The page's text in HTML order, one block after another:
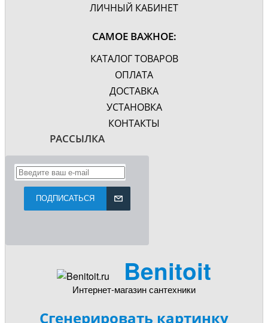
ЛИЧНЫЙ КАБИНЕТ
САМОЕ ВАЖНОЕ:
КАТАЛОГ ТОВАРОВ
ОПЛАТА
ДОСТАВКА
УСТАНОВКА
КОНТАКТЫ
РАССЫЛКА
ПОДПИСАТЬСЯ
Benitoit
Интернет-магазин сантехники
Сгенерировать картинку